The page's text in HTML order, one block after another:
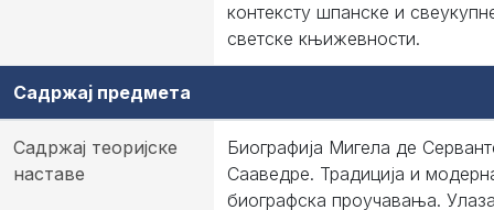
контексту шпанске и
светске књижевности.
Садржај предмета
Садржај теоријске
наставе
Биографија Мигела де
Сааведре. Традиција и
биографска проучавања.